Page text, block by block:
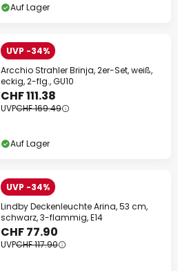
Auf Lager
UVP -34%
Arcchio Strahler Brinja, 2er-Set, weiß,
eckig, 2-flg., GU10
CHF 111.38
UVPCHF 169.49
Auf Lager
UVP -34%
Lindby Deckenleuchte Arina, 53 cm,
schwarz, 3-flammig, E14
CHF 77.90
UVPCHF 117.90